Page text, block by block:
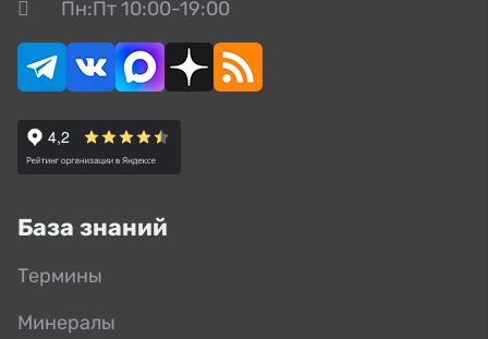
Пн:Пт 10:00-19:00
База знаний
Термины
Минералы